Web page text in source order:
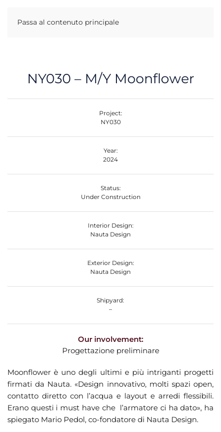
Passa al contenuto principale
NY030 – M/Y Moonflower
Project:
NY030
Year:
2024
Status:
Under Construction
Interior Design:
Nauta Design
Exterior Design:
Nauta Design
Shipyard:
–
Our involvement:
Progettazione preliminare
Moonflower è uno degli ultimi e più intriganti progetti
firmati da Nauta. «Design innovativo, molti spazi open,
contatto diretto con l’acqua e layout e arredi flessibili.
Erano questi i must have che l’armatore ci ha dato», ha
spiegato Mario Pedol, co-fondatore di Nauta Design.